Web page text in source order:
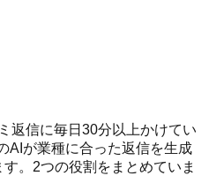
返信に毎日30分以上かけてい
AIが業種に合った返信を生成
。2つの役割をまとめていま